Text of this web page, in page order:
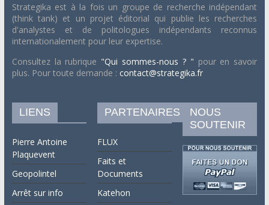
Strategika est à la fois un groupe de recherche indépendant
(think tank) et un projet éditorial qui publie les recherches
d'analystes et de politologues indépendants reconnus
internationalement pour leur expertise.
Consultez la rubrique "Qui sommes-nous ? " pour en savoir
plus. Pour toute demande : contact@strategika.fr
LIENS
Pierre Antoine
Plaquevent
Geopolintel
Arrêt sur info
PARTENAIRES
FLUX
Faits et
Documents
Katehon
NOUS
SOUTENIR